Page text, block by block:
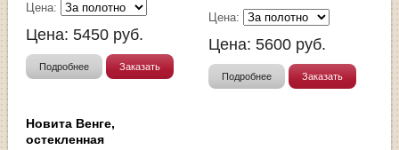
Цена:
Цена:5450 руб.
Подробнее Заказать
Цена:
Цена: 5600 руб.
Подробнее Заказать
Новита Венге,
остекленная